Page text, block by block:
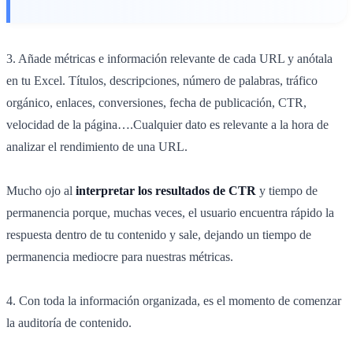
3. Añade métricas e información relevante de cada URL y anótala
en tu Excel. Títulos, descripciones, número de palabras, tráfico
orgánico, enlaces, conversiones, fecha de publicación, CTR,
velocidad de la página….Cualquier dato es relevante a la hora de
analizar el rendimiento de una URL.
Mucho ojo al interpretar los resultados de CTR y tiempo de
permanencia porque, muchas veces, el usuario encuentra rápido la
respuesta dentro de tu contenido y sale, dejando un tiempo de
permanencia mediocre para nuestras métricas.
4. Con toda la información organizada, es el momento de comenzar
la auditoría de contenido.